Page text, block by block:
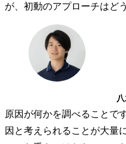
が、初動のアプローチはど
原因が何かを調べることで
因と考えられることが大量